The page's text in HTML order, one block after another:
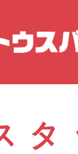
春日井市